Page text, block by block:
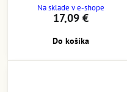
Na sklade v e-shope
17,09 €
Do košíka